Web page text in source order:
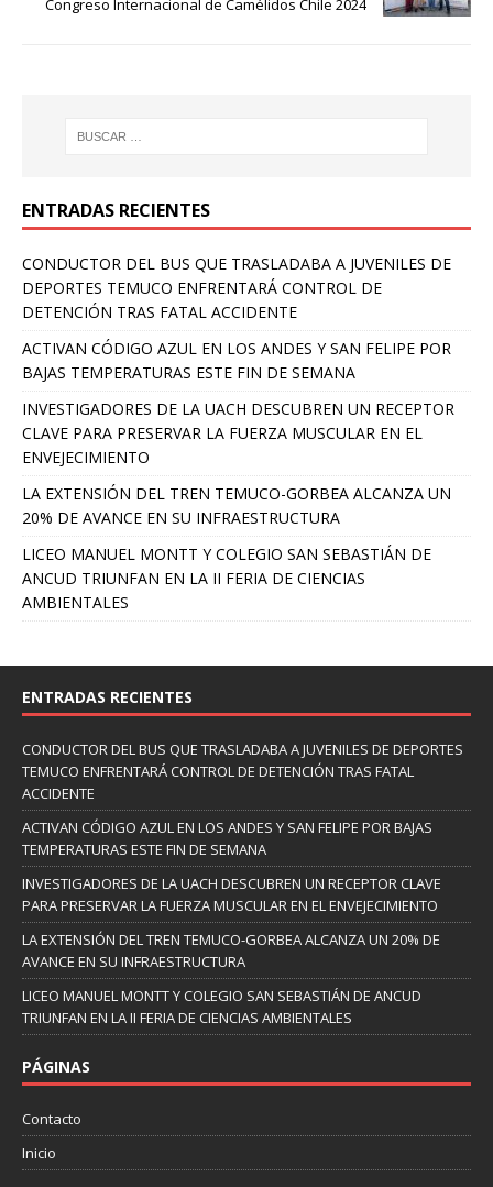
Congreso Internacional de Camélidos Chile 2024
ENTRADAS RECIENTES
CONDUCTOR DEL BUS QUE TRASLADABA A JUVENILES DE
DEPORTES TEMUCO ENFRENTARÁ CONTROL DE
DETENCIÓN TRAS FATAL ACCIDENTE
ACTIVAN CÓDIGO AZUL EN LOS ANDES Y SAN FELIPE POR
BAJAS TEMPERATURAS ESTE FIN DE SEMANA
INVESTIGADORES DE LA UACH DESCUBREN UN RECEPTOR
CLAVE PARA PRESERVAR LA FUERZA MUSCULAR EN EL
ENVEJECIMIENTO
LA EXTENSIÓN DEL TREN TEMUCO-GORBEA ALCANZA UN
20% DE AVANCE EN SU INFRAESTRUCTURA
LICEO MANUEL MONTT Y COLEGIO SAN SEBASTIÁN DE
ANCUD TRIUNFAN EN LA II FERIA DE CIENCIAS
AMBIENTALES
ENTRADAS RECIENTES
CONDUCTOR DEL BUS QUE TRASLADABA A JUVENILES DE DEPORTES
TEMUCO ENFRENTARÁ CONTROL DE DETENCIÓN TRAS FATAL
ACCIDENTE
ACTIVAN CÓDIGO AZUL EN LOS ANDES Y SAN FELIPE POR BAJAS
TEMPERATURAS ESTE FIN DE SEMANA
INVESTIGADORES DE LA UACH DESCUBREN UN RECEPTOR CLAVE
PARA PRESERVAR LA FUERZA MUSCULAR EN EL ENVEJECIMIENTO
LA EXTENSIÓN DEL TREN TEMUCO-GORBEA ALCANZA UN 20% DE
AVANCE EN SU INFRAESTRUCTURA
LICEO MANUEL MONTT Y COLEGIO SAN SEBASTIÁN DE ANCUD
TRIUNFAN EN LA II FERIA DE CIENCIAS AMBIENTALES
PÁGINAS
Contacto
Inicio